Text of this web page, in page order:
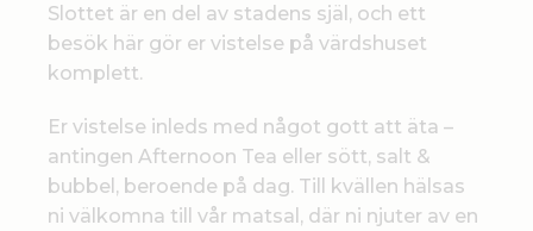
Slottet är en del av stadens själ, och ett
besök här gör er vistelse på värdshuset
komplett.
Er vistelse inleds med något gott att äta –
antingen Afternoon Tea eller sött, salt &
bubbel, beroende på dag. Till kvällen hälsas
ni välkomna till vår matsal, där ni njuter av en